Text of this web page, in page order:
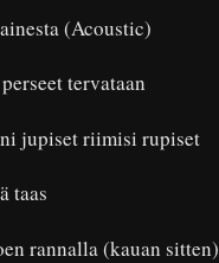
(Acoustic)
tervataan
jupiset riimisi rupiset
taas
rannalla (kauan sitten)